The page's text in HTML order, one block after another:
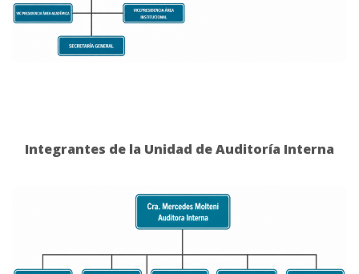
Integrantes de la Unidad de Auditoría Interna